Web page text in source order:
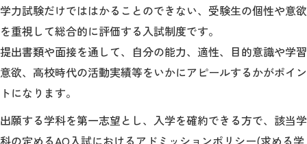
報道関係の方
明治学院大学について
教育
研究
学力試験だけでははかることのできない、受験生の個性や意欲
を重視して総合的に評価する入試制度です。
提出書類や面接を通して、自分の能力、適性、目的意識や学習
意欲、高校時代の活動実績等をいかにアピールするかがポイン
トになります。
出願する学科を第一志望とし、入学を確約できる方で、該当学
科の定めるAO入試におけるアドミッションポリシー(求める学